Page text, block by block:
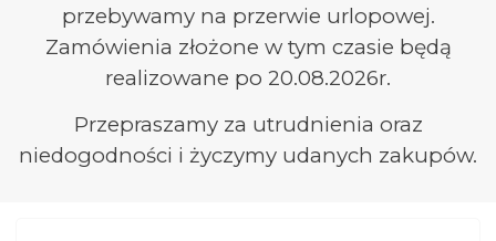
przebywamy na przerwie urlopowej.
Zamówienia złożone w tym czasie będą
realizowane po 20.08.2026r.
Przepraszamy za utrudnienia oraz
niedogodności i życzymy udanych zakupów.